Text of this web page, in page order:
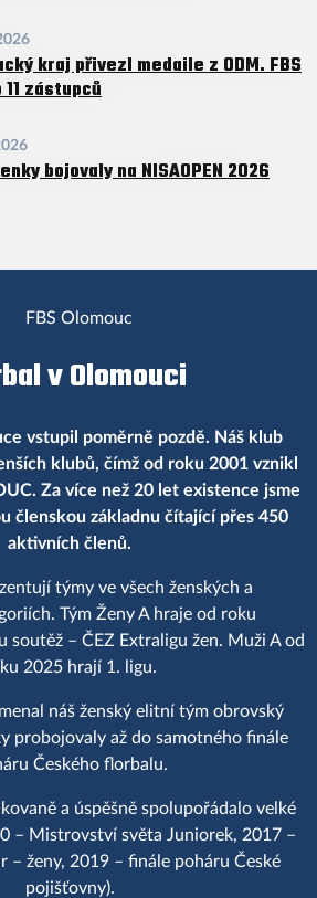
kraj přivezl medaile z ODM. FBS
zástupců
bojovaly na NISAOPEN 2026
v Olomouci
vstupil poměrně pozdě. Náš klub
klubů, čímž od roku 2001 vznikl
Za více než 20 let existence jsme
členskou základnu čítající přes 450
aktivních členů.
týmy ve všech ženských a
Tým Ženy A hraje od roku
soutěž – ČEZ Extraligu žen. Muži A od
2025 hrají 1. ligu.
náš ženský elitní tým obrovský
probojovaly až do samotného finále
Českého florbalu.
a úspěšně spolupořádalo velké
– Mistrovství světa Juniorek, 2017 –
– ženy, 2019 – finále poháru České
pojišťovny).